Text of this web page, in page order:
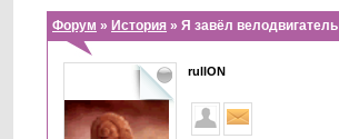
Форум » История » Я завёл
rullON